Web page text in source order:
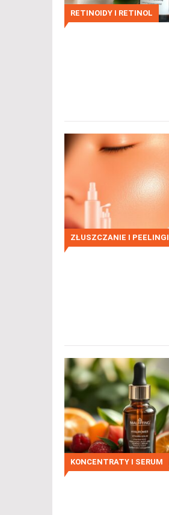
RETINOIDY I RETINOL
ZŁUSZCZANIE I PEELINGI
KONCENTRATY I SERUM